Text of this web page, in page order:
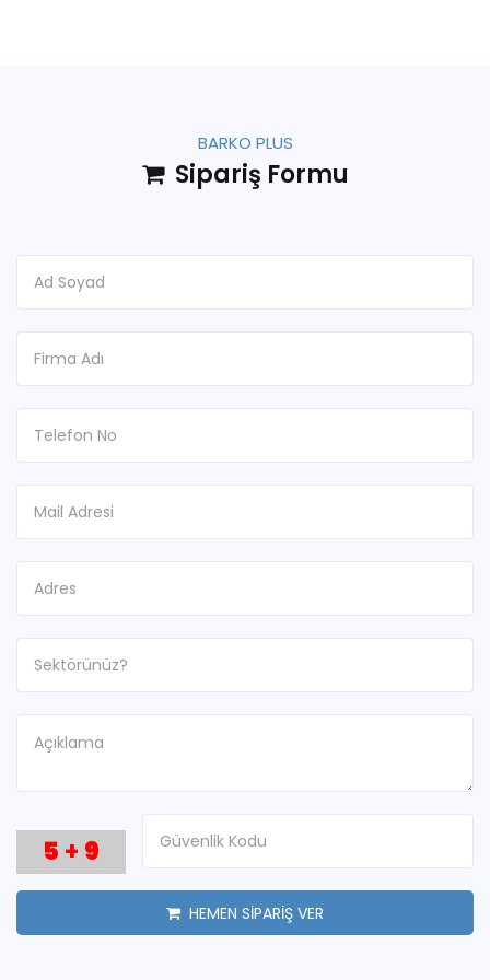
BARKO PLUS
Sipariş Formu
5 + 9
HEMEN SİPARİŞ VER